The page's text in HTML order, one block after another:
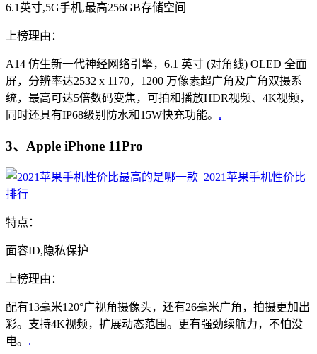
6.1英寸,5G手机,最高256GB存储空间
上榜理由：
A14 仿生新一代神经网络引擎，6.1 英寸 (对角线) OLED 全面
屏，分辨率达2532 x 1170，1200 万像素超广角及广角双摄系
统，最高可达5倍数码变焦，可拍和播放HDR视频、4K视频，
同时还具有IP68级别防水和15W快充功能。 .
3、Apple iPhone 11Pro
特点：
面容ID,隐私保护
上榜理由：
配有13毫米120°广视角摄像头，还有26毫米广角，拍摄更加出
彩。支持4K视频，扩展动态范围。更有强劲续航力，不怕没
电。 .